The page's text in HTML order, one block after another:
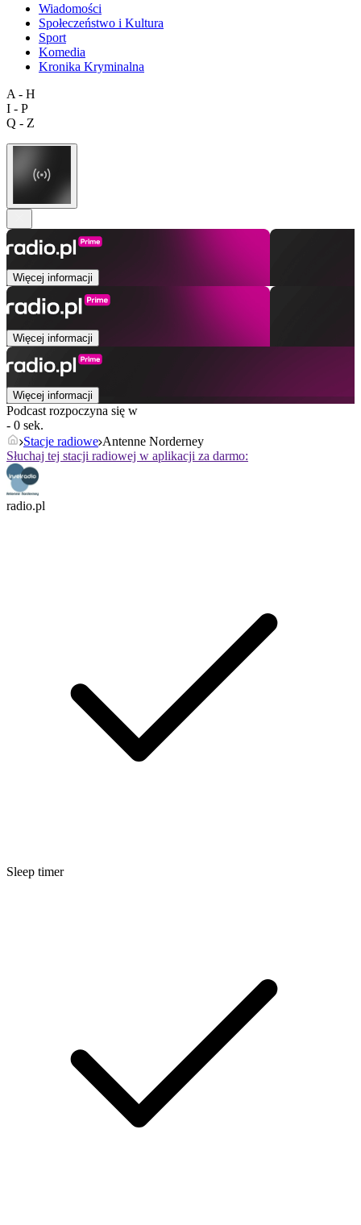
Wiadomości
Społeczeństwo i Kultura
Sport
Komedia
Kronika Kryminalna
A - H
I - P
Q - Z
Więcej informacji
Więcej informacji
Więcej informacji
Podcast rozpoczyna się w
- 0 sek.
Stacje radiowe Antenne Norderney
Słuchaj tej stacji radiowej w aplikacji za darmo:
radio.pl
Sleep timer